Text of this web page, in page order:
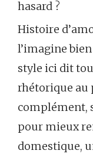
hasard ?
Histoire
l’imagine
style ici dit
rhétorique au
complément,
pour mieux
domestique,